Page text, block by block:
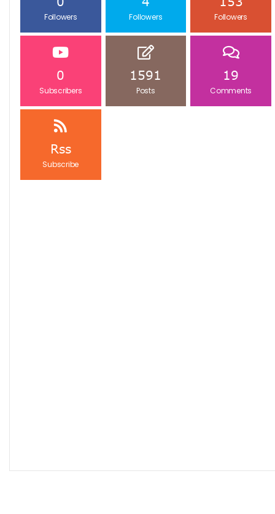
Followers Followers Followers
0
Subscribers
1591
Posts
19
Comments
Rss
Subscribe